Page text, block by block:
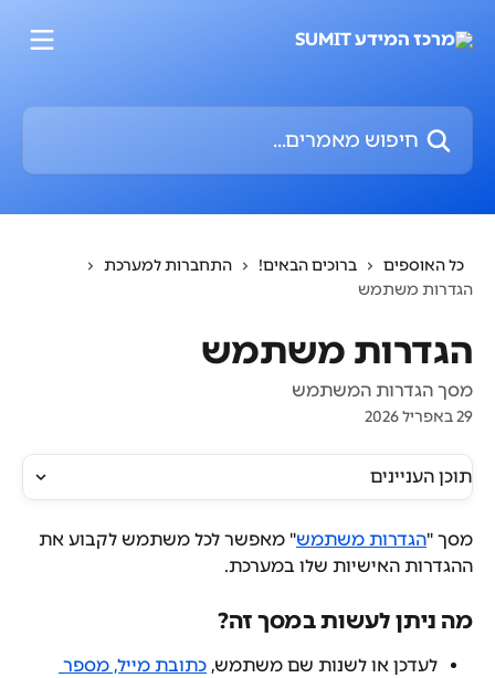
חיפוש מאמרים...
כל האוספים ברוכים הבאים!
התחברות למערכת
הגדרות משתמש
הגדרות משתמש
מסך הגדרות המשתמש
29 באפריל 2026
תוכן העניינים
מסך "הגדרות משתמש" מאפשר לכל משתמש לקבוע את
ההגדרות האישיות שלו במערכת.
מה ניתן לעשות במסך זה?
לעדכן או לשנות שם משתמש, כתובת מייל, מספר